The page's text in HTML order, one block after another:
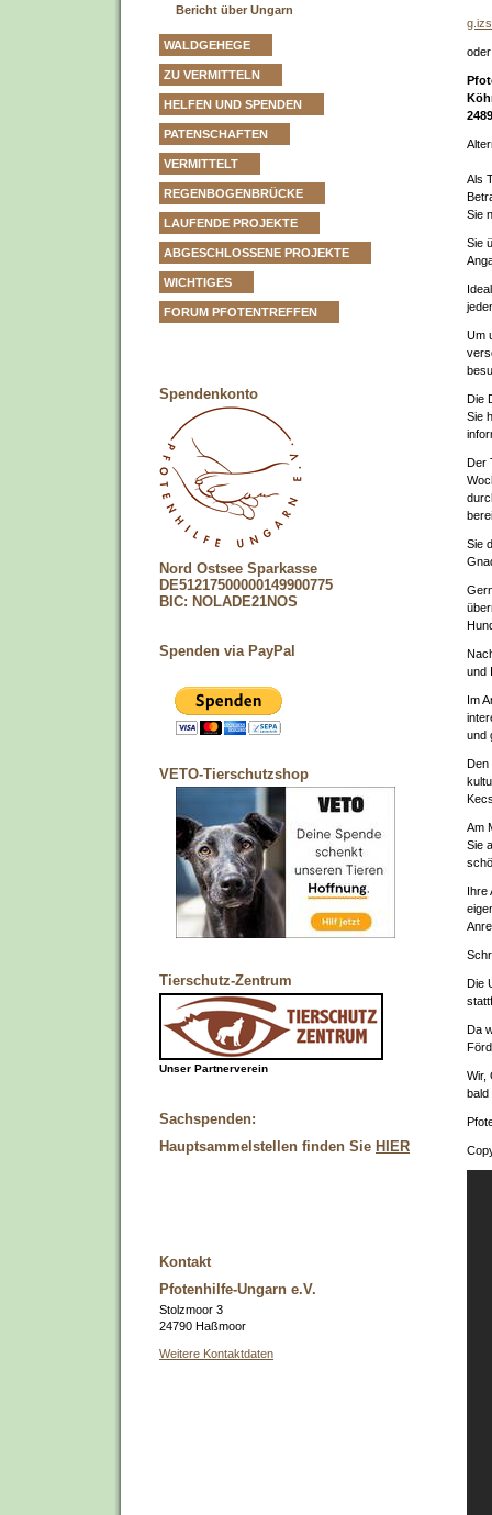
Bericht über Ungarn
WALDGEHEGE
ZU VERMITTELN
HELFEN UND SPENDEN
PATENSCHAFTEN
VERMITTELT
REGENBOGENBRÜCKE
LAUFENDE PROJEKTE
ABGESCHLOSSENE PROJEKTE
WICHTIGES
FORUM PFOTENTREFFEN
Spendenkonto
Nord Ostsee Sparkasse
DE51217500000149900775
BIC: NOLADE21NOS
Spenden via PayPal
VETO-Tierschutzshop
Tierschutz-Zentrum
Unser Partnerverein
Sachspenden:
Hauptsammelstellen finden Sie HIER
Kontakt
Pfotenhilfe-Ungarn e.V.
Stolzmoor 3
24790 Haßmoor
Weitere Kontaktdaten
Als
Sie
Sie
Um
Die
Sie
Der
Sie
und
Im
und
Den
Am
Sie
Ihre
Die
Da
Wir,
bald